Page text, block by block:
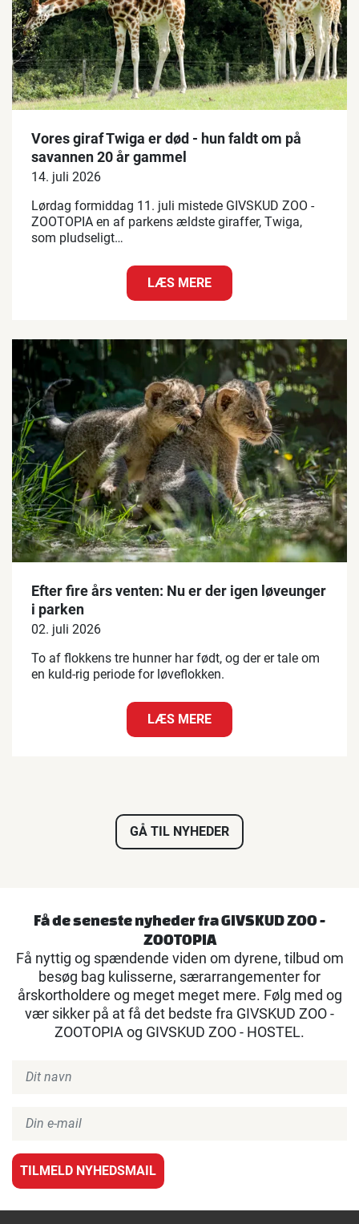
Vores giraf Twiga er død - hun faldt om på
savannen 20 år gammel
14. juli 2026
Lørdag formiddag 11. juli mistede GIVSKUD ZOO -
ZOOTOPIA en af parkens ældste giraffer, Twiga,
som pludseligt…
LÆS MERE
Efter fire års venten: Nu er der igen løveunger
i parken
02. juli 2026
To af flokkens tre hunner har født, og der er tale om
en kuld-rig periode for løveflokken.
LÆS MERE
GÅ TIL NYHEDER
Få de seneste nyheder fra GIVSKUD ZOO -
ZOOTOPIA
Få nyttig og spændende viden om dyrene, tilbud om
besøg bag kulisserne, særarrangementer for
årskortholdere og meget meget mere. Følg med og
vær sikker på at få det bedste fra GIVSKUD ZOO -
ZOOTOPIA og GIVSKUD ZOO - HOSTEL.
TILMELD NYHEDSMAIL